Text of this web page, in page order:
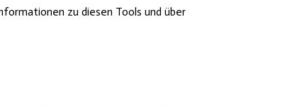
zu diesen Tools und über